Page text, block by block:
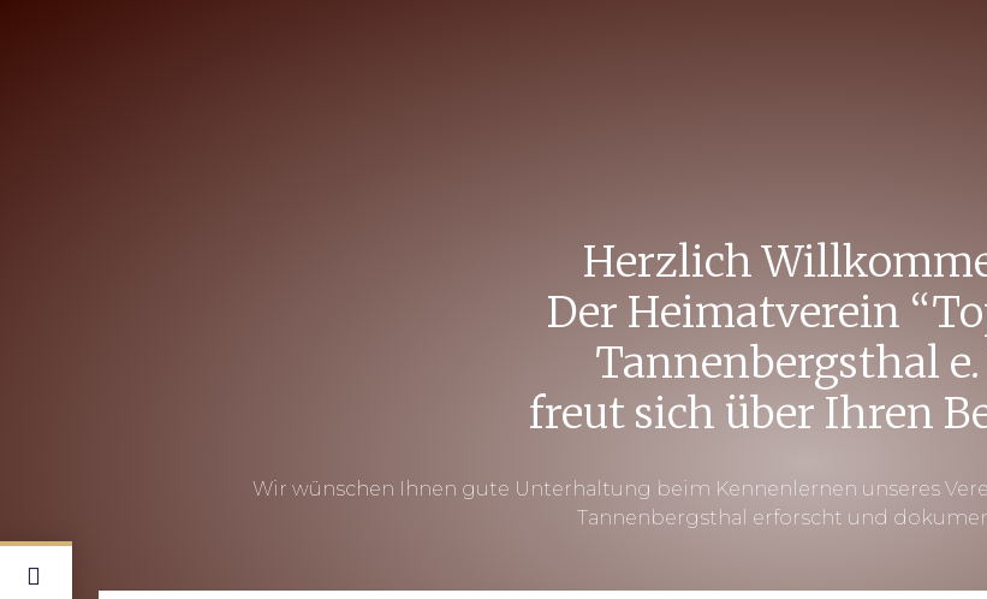
Herzlich
Der Heimatverein
Tannenbergsthal e.
freut sich über Ihren
Wir wünschen Ihnen gute Unterhaltung beim Kennenlernen unseres
Tannenbergsthal erforscht und